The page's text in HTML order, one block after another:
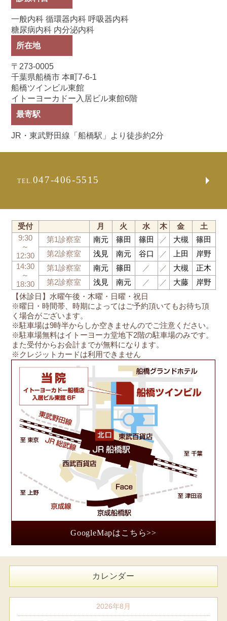
一般内科 循環器内科 呼吸器内科
糖尿病内科 内分泌内科
所在地
〒273-0005
千葉県船橋市 本町7-6-1
船橋ツインビル東館
イトーヨーカドー入居ビル東館6階
最寄駅
JR・東武野田線「船橋駅」より徒歩約2分
TEL. 047-406-5515
【休診日】水曜午後・木曜・日曜・祝日
※曜日・時間帯、時期によってはご予約頂いてもお待ち頂
く場合がございます。
※駐車場は9時半からしか空きませんのでご注意ください。
※駐車場無料はイトーヨーカ堂地下2階の駐車場のみです。
また受付からお会計までが無料になります。
※クレジットカードは利用できません
受付 月 火 水 木 金
土
9:30
～
12:30
第1診察室 南元 篠田 篠田 ／ 大槻
篠田
第2診察室
浅見 南元 谷口 ／ 上田
岸野
14:30
～
18:30
第1診察室 南元 篠田 ／ ／ 大槻
正木
第2診察室
浅見 南元 ／ ／ 大藤 岸野
GoogleMapはこちら>>
カレンダー
2026年8月